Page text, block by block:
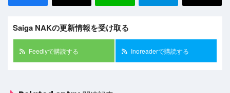
Saiga NAKの更新情報を受け取る
Feedlyで購読する Inoreaderで購読する